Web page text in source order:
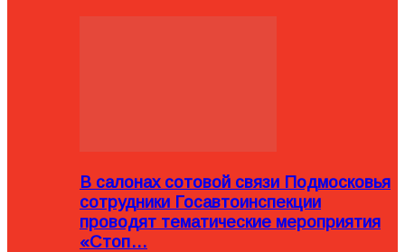
В салонах сотовой связи Подмосковья
сотрудники Госавтоинспекции
проводят тематические мероприятия
«Стоп…